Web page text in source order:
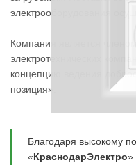
электрооборудования
Компания является
электротехнических
концепцию ведения
позиция».
Благодаря высокому
«КраснодарЭлектро»